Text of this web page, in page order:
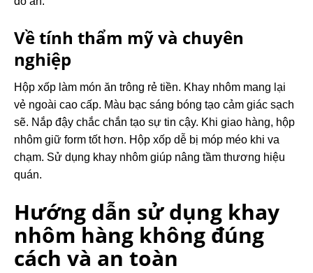
Về tính thẩm mỹ và chuyên
nghiệp
Hộp xốp làm món ăn trông rẻ tiền. Khay nhôm mang lại
vẻ ngoài cao cấp. Màu bạc sáng bóng tạo cảm giác sạch
sẽ. Nắp đậy chắc chắn tạo sự tin cậy. Khi giao hàng, hộp
nhôm giữ form tốt hơn. Hộp xốp dễ bị móp méo khi va
chạm. Sử dụng khay nhôm giúp nâng tầm thương hiệu
quán.
Hướng dẫn sử dụng khay
nhôm hàng không đúng
cách và an toàn